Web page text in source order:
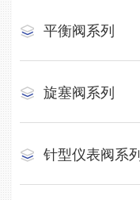
平衡阀系列
旋塞阀系列
针型仪表阀系列